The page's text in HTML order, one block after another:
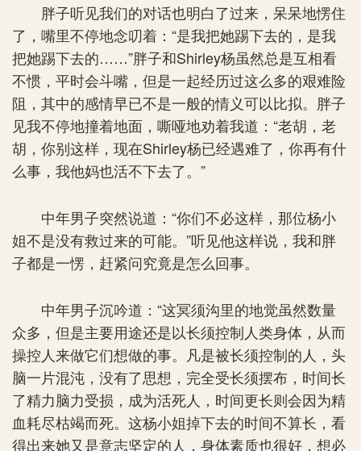
胖子听见我们的对话也明白了过来，呆呆地愣住
了，嘴里不停地念叨着：“是我把她踢下去的，是我
把她踢下去的……”胖子和Shirley杨虽然总是互相看
不惯，平时会斗嘴，但是一起经历过这么多的艰难险
阻，其中的感情早已不是一般的情义可以比拟。胖子
见我不停地撞着地面，嘶哑地劝着我道：“老胡，老
胡，你别这样，现在Shirley杨已经遇难了，你再有什
么事，我他妈也活不下去了。”
中年男子突然说道：“你们不必这样，那位杨小
姐不是没有救过来的可能。”听见他这样说，我和胖
子都是一愣，赶紧问究竟是怎么回事。
中年男子沉吟道：“这冥须沟里的地觉虽然数量
众多，但是主要用途还是以长须控制人类身体，从而
操控人来做它们想做的事。凡是被长须控制的人，头
脑一片混沌，没有了思想，完全受长须摆布，时间长
了精力脑力受损，成为活死人，时间更长则会因为精
血耗尽枯竭而死。这杨小姐掉下去的时间不算长，看
得出来她又是意志坚定的人，身体素质也很好，想必